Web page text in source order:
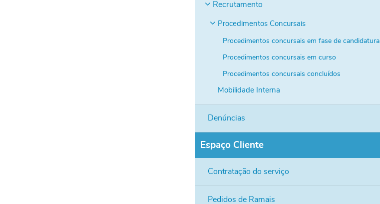
Recrutamento
Procedimentos Concursais
Procedimentos concursais em fase de candidatura
Procedimentos concursais em curso
Procedimentos concursais concluídos
Mobilidade Interna
Denúncias
Espaço Cliente
Contratação do serviço
Pedidos de Ramais